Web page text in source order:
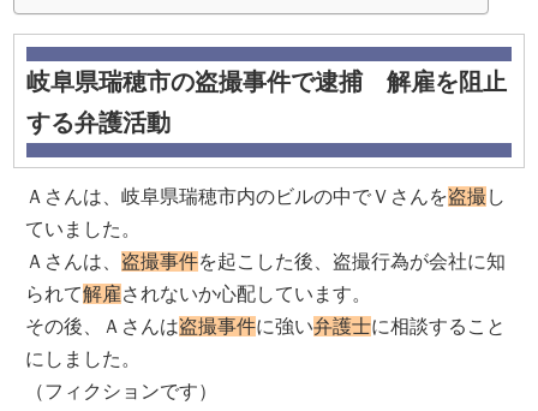
岐阜県瑞穂市の盗撮事件で逮捕 解雇を阻止
する弁護活動
Ａさんは、岐阜県瑞穂市内のビルの中でＶさんを盗撮 し
ていました。
Ａさんは、 盗撮事件を起こした後、盗撮行為が会社に知
られて解雇されないか心配しています。
その後、Ａさんは盗撮事件に強い弁護士に相談すること
にしました。
（フィクションです）